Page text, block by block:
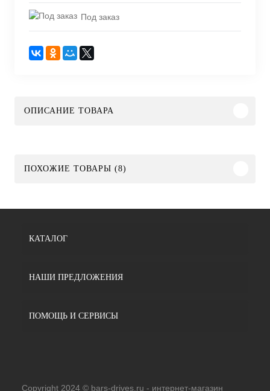
Под заказ
ОПИСАНИЕ ТОВАРА
ПОХОЖИЕ ТОВАРЫ (8)
КАТАЛОГ
НАШИ ПРЕДЛОЖЕНИЯ
ПОМОЩЬ И СЕРВИСЫ
Copyright 2024 © bars-drives.ru - интернет-магазин